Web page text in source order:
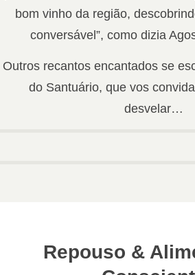
bom vinho da região,
conversável”, como dizia
Outros recantos encantados se
do Santuário, que vos
desvelar…
Repouso &